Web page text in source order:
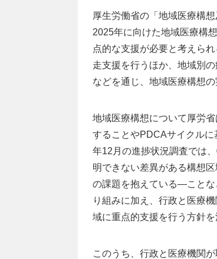
厚生労働省の「地域医療構
2025年に向けた地域医療構
点的な支援が必要と考えら
走支援を行うほか、地域別
などを通じ、地域医療構想
地域医療構想について厚労
することやPDCAサイクル
年12月の進捗状況調査では
明できない差異がある構想
の課題を抱えている―ことな
り組みに加え、行政と医療
域に重点的支援を行う方針を
このうち、行政と医療機関